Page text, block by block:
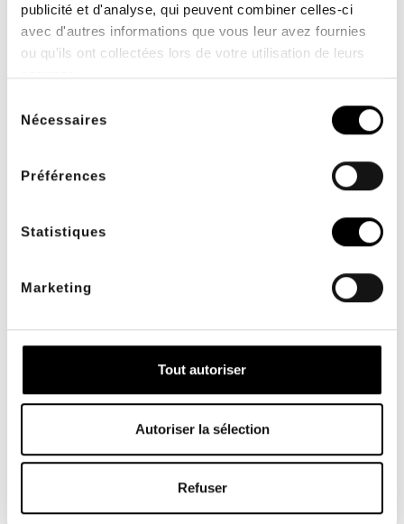
publicité et d'analyse, qui peuvent combiner celles-ci
avec d'autres informations que vous leur avez fournies
ou qu'ils ont collectées lors de votre utilisation de leurs
services.
Nécessaires
Préférences
Statistiques
Marketing
Tout autoriser
Autoriser la sélection
Refuser
Travail préparatoire avant une manipulation de la zone